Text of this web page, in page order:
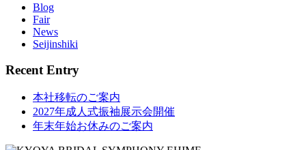
Blog
Fair
News
Seijinshiki
Recent Entry
本社移転のご案内
2027年成人式振袖展示会開催
年末年始お休みのご案内